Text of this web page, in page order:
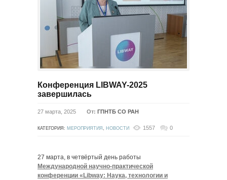
Конференция LIBWAY-2025
завершилась
27 марта, 2025 От: ГПНТБ СО РАН
КАТЕГОРИЯ: МЕРОПРИЯТИЯ , НОВОСТИ 1557 0
27 марта, в четвёртый день работы
Международной научно-практической
конференции «Libway: Наука, технологии и